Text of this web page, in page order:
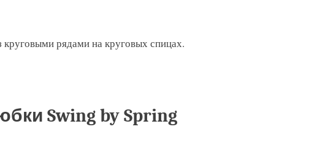
круговыми рядами на круговых спицах.
Swing by Spring